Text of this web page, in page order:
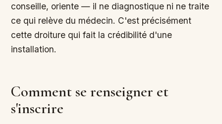
conseille, oriente — il ne diagnostique ni ne traite
ce qui relève du médecin. C'est précisément
cette droiture qui fait la crédibilité d'une
installation.
Comment se renseigner et
s'inscrire